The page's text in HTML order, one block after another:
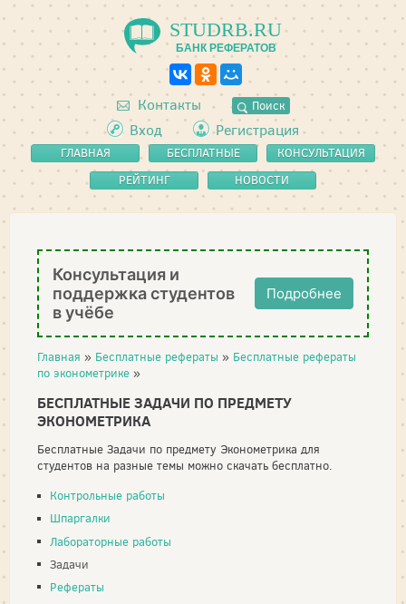
STUDRB.RU
БАНК РЕФЕРАТОВ
Контакты Поиск
Вход Регистрация
ГЛАВНАЯ
БЕСПЛАТНЫЕ
РЕФЕРАТЫ
КОНСУЛЬТАЦИЯ
РЕЙТИНГ
НОВОСТИ
Консультация и
поддержка студентов
в учёбе
Подробнее
Главная » Бесплатные рефераты » Бесплатные рефераты
по эконометрике »
БЕСПЛАТНЫЕ ЗАДАЧИ ПО ПРЕДМЕТУ
ЭКОНОМЕТРИКА
Бесплатные Задачи по предмету Эконометрика для
студентов на разные темы можно скачать бесплатно.
Контрольные работы
Шпаргалки
Лабораторные работы
Задачи
Рефераты